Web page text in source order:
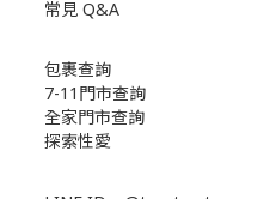
常見 Q&A
包裹查詢
7-11門市查詢
全家門市查詢
探索性愛